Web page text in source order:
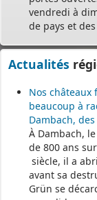
vendredi à
de pays et
Actualités
Nos
beaucoup à
Dambach,
À Dambach,
de 800 ans
siècle, il a
avant sa
Grün se